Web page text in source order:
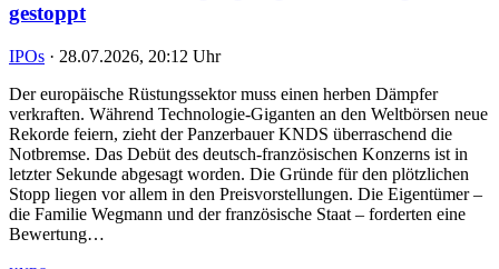
gestoppt
IPOs · 28.07.2026, 20:12 Uhr
Der europäische Rüstungssektor muss einen herben Dämpfer
verkraften. Während Technologie-Giganten an den Weltbörsen neue
Rekorde feiern, zieht der Panzerbauer KNDS überraschend die
Notbremse. Das Debüt des deutsch-französischen Konzerns ist in
letzter Sekunde abgesagt worden. Die Gründe für den plötzlichen
Stopp liegen vor allem in den Preisvorstellungen. Die Eigentümer –
die Familie Wegmann und der französische Staat – forderten eine
Bewertung…